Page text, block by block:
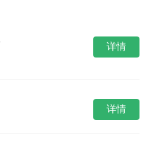
详情
详情